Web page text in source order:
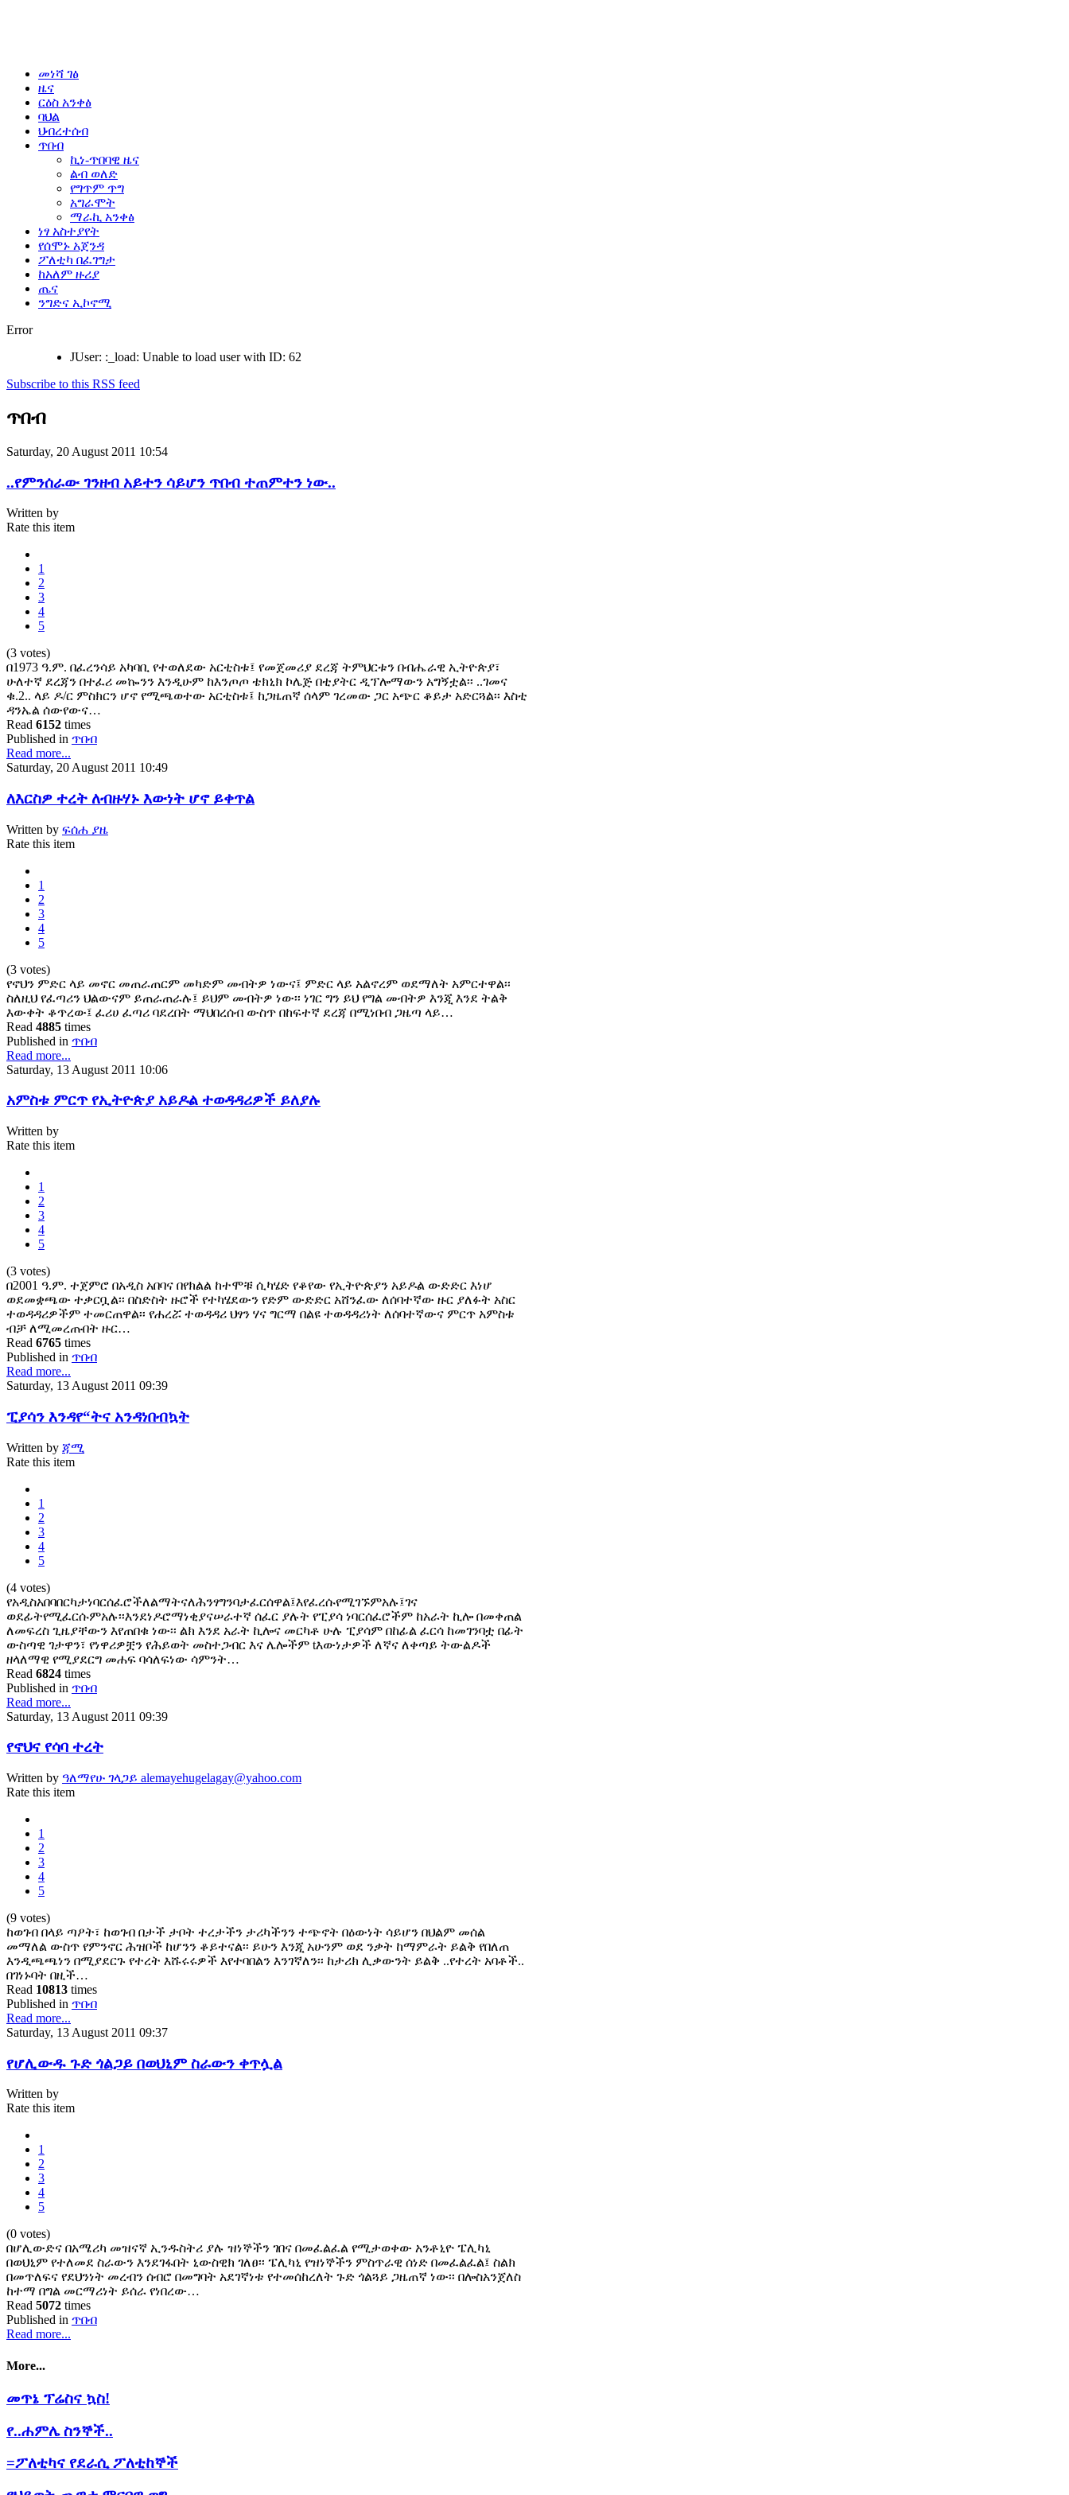
መነሻ ገፅ
ዜና
ርዕስ አንቀፅ
ባህል
ህብረተሰብ
ጥበብ
ኪነ-ጥበባዊ ዜና
ልብ ወለድ
የግጥም ጥግ
አግራሞት
ማራኪ አንቀፅ
ነፃ አስተያየት
የሰሞኑ አጀንዳ
ፖለቲካ በፈገግታ
ከአለም ዙሪያ
ጤና
ንግድና ኢኮኖሚ
Error
JUser: :_load: Unable to load user with ID: 62
Subscribe to this RSS feed
ጥበብ
Saturday, 20 August 2011 10:54
..የምንሰራው ገንዘብ አይተን ሳይሆን ጥበብ ተጠምተን ነው..
Written by
Rate this item
1
2
3
4
5
(3 votes)
በ1973 ዓ.ም. በፈረንሳይ አካባቢ የተወለደው አርቲስቱ፤ የመጀመሪያ ደረጃ ትምህርቱን በብሔራዊ ኢትዮጵያ፣
ሁለተኛ ደረጃን በተፈሪ መኰንን እንዲሁም ከእንጦጦ ቴክኒክ ኮሌጅ በቲያትር ዲፕሎማውን አግኝቷል፡፡ ..ገመና
ቁ.2.. ላይ ዶ/ር ምስክርን ሆኖ የሚጫወተው አርቲስቱ፤ ከጋዜጠኛ ሰላም ገረመው ጋር አጭር ቆይታ አድርጓል፡፡ እስቲ
ዳንኤል ሰውየውና…
Read 6152 times
Published in ጥበብ
Read more...
Saturday, 20 August 2011 10:49
ለእርስዎ ተረት ለብዙሃኑ እውነት ሆኖ ይቀጥል
Written by ፍሰሐ ያዜ
Rate this item
1
2
3
4
5
(3 votes)
የኖህን ምድር ላይ መኖር መጠራጠርም መካድም መብትዎ ነውና፤ ምድር ላይ አልኖረም ወደማለት አምርተዋል፡፡
ስለዚህ የፈጣሪን ህልውናም ይጠራጠራሉ፤ ይህም መብትዎ ነው፡፡ ነገር ግን ይህ የግል መብትዎ እንጂ እንደ ትልቅ
እውቀት ቆጥረው፤ ፈሪሀ ፈጣሪ ባደረበት ማህበረሰብ ውስጥ በከፍተኛ ደረጃ በሚነበብ ጋዜጣ ላይ…
Read 4885 times
Published in ጥበብ
Read more...
Saturday, 13 August 2011 10:06
አምስቱ ምርጥ የኢትዮጵያ አይዶል ተወዳዳሪዎች ይለያሉ
Written by
Rate this item
1
2
3
4
5
(3 votes)
በ2001 ዓ.ም. ተጀምሮ በአዲስ አበባና በየክልል ከተሞቹ ሲካሄድ የቆየው የኢትዮጵያን አይዶል ውድድር እነሆ
ወደመቋጫው ተቃርቧል፡፡ በስድስት ዙሮች የተካሄደውን የድም ውድድር አሸንፈው ለሰባተኛው ዙር ያለፉት አስር
ተወዳዳሪዎችም ተመርጠዋል፡፡ የሐረሯ ተወዳዳሪ ህፃን ሃና ግርማ በልዩ ተወዳዳሪነት ለሰባተኛውና ምርጥ አምስቱ
ብቻ ለሚመረጡበት ዙር…
Read 6765 times
Published in ጥበብ
Read more...
Saturday, 13 August 2011 09:39
ፒያሳን እንዳየ“ትና አንዳነበብኳት
Written by ጃሚ
Rate this item
1
2
3
4
5
(4 votes)
የአዲስአበባበርካታነባርሰፈሮችለልማትናለሕንፃግንባታፈርሰዋል፤እየፈረሱየሚገኙምአሉ፤ገና
ወደፊትየሚፈርሱምአሉ፡፡እንደነዶሮማነቂያናሠራተኛ ሰፈር ያሉት የፒያሳ ነባርሰፈሮችም ከአራት ኪሎ በመቀጠል
ለመፍረስ ጊዜያቸውን እየጠበቁ ነው፡፡ ልክ እንደ አራት ኪሎና መርካቶ ሁሉ ፒያሳም በከፊል ፈርሳ ከመገንባቷ በፊት
ውስጣዊ ገታዋን፣ የነዋሪዎቿን የሕይወት መስተጋብር እና ሌሎችም tእውነታዎች ለኛና ለቀጣይ ትውልዶች
ዘላለማዊ የሚያደርግ መሐፍ ባሳለፍነው ሳምንት…
Read 6824 times
Published in ጥበብ
Read more...
Saturday, 13 August 2011 09:39
የኖህና የሳባ ተረት
Written by ዓለማየሁ ገላጋይ alemayehugelagay@yahoo.com
Rate this item
1
2
3
4
5
(9 votes)
ከወገብ በላይ ጣዖት፣ ከወገብ በታች ታቦት ተረታችን ታሪካችንን ተጭኖት በዕውነት ሳይሆን በህልም መሰል
መማለል ውስጥ የምንኖር ሕዝቦች ከሆንን ቆይተናል፡፡ ይሁን እንጂ አሁንም ወደ ንቃት ከማምራት ይልቅ የበለጠ
እንዲጫጫነን በሚያደርጉ የተረት እሹሩሩዎች እየተባበልን እንገኛለን፡፡ ከታሪክ ሊቃውንት ይልቅ ..የተረት አባቶች..
በገነኑባት በዚች…
Read 10813 times
Published in ጥበብ
Read more...
Saturday, 13 August 2011 09:37
የሆሊውዱ ጉድ ጎልጋይ በወህኒም ስራውን ቀጥሏል
Written by
Rate this item
1
2
3
4
5
(0 votes)
በሆሊውድና በአሜሪካ መዝናኛ ኢንዱስትሪ ያሉ ዝነኞችን ገበና በመፈልፈል የሚታወቀው አንቶኒዮ ፔሊካኒ
በወህኒም የተለመደ ስራውን እንደገፋበት ኒውስዊክ ገለፀ፡፡ ፔሊካኒ የዝነኞችን ምስጥራዊ ሰነድ በመፈልፈል፤ ስልክ
በመጥለፍና የደህንነት መረብን ሰብሮ በመግባት አደገኛነቱ የተመሰከረለት ጉድ ጎልጓይ ጋዜጠኛ ነው፡፡ በሎስአንጀለስ
ከተማ በግል መርማሪነት ይሰራ የነበረው…
Read 5072 times
Published in ጥበብ
Read more...
More...
መጥኔ ፕሬስና ኳስ!
የ..ሐምሌ ስንኞች..
=ፖለቲካና የደራሲ ፖለቲከኞች